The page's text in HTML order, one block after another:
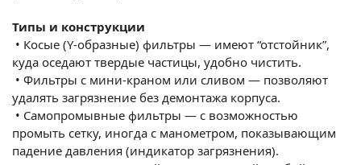
Типы и конструкции
• Косые (Y-образные) фильтры — имеют “отстойник”,
куда оседают твердые частицы, удобно чистить.
• Фильтры с мини-краном или сливом — позволяют
удалять загрязнение без демонтажа корпуса.
• Самопромывные фильтры — с возможностью
промыть сетку, иногда с манометром, показывающим
падение давления (индикатор загрязнения).